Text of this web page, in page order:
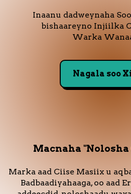
AhInaanu dadweynaha
bishaareyno Injiilka
Warka
Nagala soo
Macnaha "Nolosha
Marka aad Ciise Masiix u
Badbaadiyahaaga, oo aad